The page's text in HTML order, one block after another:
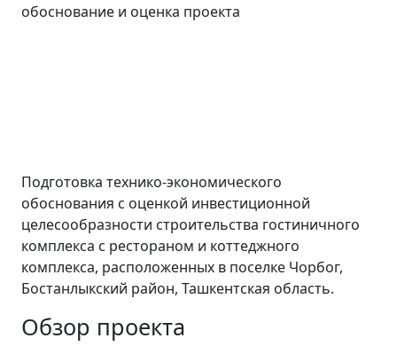
обоснование и оценка проекта
Подготовка технико-экономического
обоснования с оценкой инвестиционной
целесообразности строительства гостиничного
комплекса с рестораном и коттеджного
комплекса, расположенных в поселке Чорбог,
Бостанлыкский район, Ташкентская область.
Обзор проекта